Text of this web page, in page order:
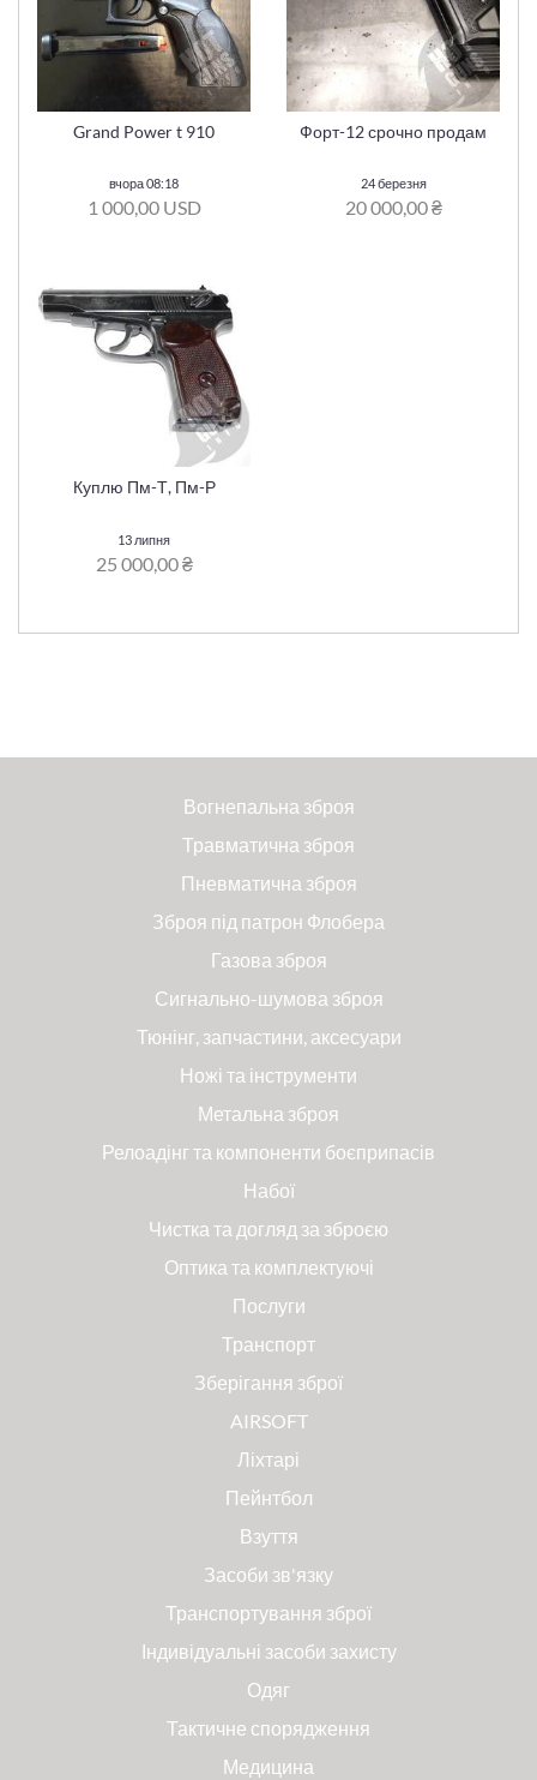
Grand Power t 910
вчора 08:18
1 000,00 USD
Форт-12 срочно продам
24 березня
20 000,00 ₴
Куплю Пм-Т, Пм-Р
13 липня
25 000,00 ₴
Вогнепальна зброя
Травматична зброя
Пневматична зброя
Зброя під патрон Флобера
Газова зброя
Сигнально-шумова зброя
Тюнінг, запчастини, аксесуари
Ножі та інструменти
Метальна зброя
Релоадінг та компоненти боєприпасів
Набої
Чистка та догляд за зброєю
Оптика та комплектуючі
Послуги
Транспорт
Зберігання зброї
AIRSOFT
Ліхтарі
Пейнтбол
Взуття
Засоби зв'язку
Транспортування зброї
Індивідуальні засоби захисту
Одяг
Тактичне спорядження
Медицина